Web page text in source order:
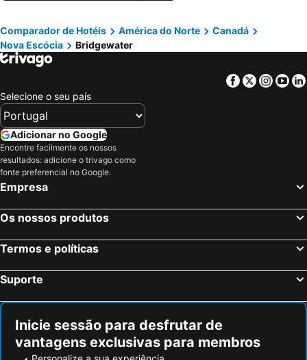
Otava, Ontário Hotéis
Jasper, Alberta Hotéis
London, Ontário Hotéis
Comparador de Hotéis América do Norte
Canadá
Nova Escócia
Bridgewater
Facebook
Twitter
Selecione o seu país
Adicionar no Google
Encontre facilmente os nossos
resultados: adicione o trivago como
fonte preferencial no Google.
Empresa
Os nossos produtos
Termos e políticas
Suporte
Inicie sessão para desfrutar de
vantagens exclusivas para membros